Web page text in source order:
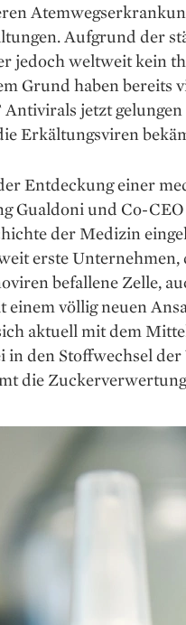
Aufgrund der
jedoch weltweit kein
Grund haben bereits
Antivirals jetzt
Erkältungsviren
Entdeckung einer
Gualdoni und Co-
der Medizin
erste Unternehmen,
befallene Zelle,
einem völlig neuen
aktuell mit dem
in den Stoffwechsel
die